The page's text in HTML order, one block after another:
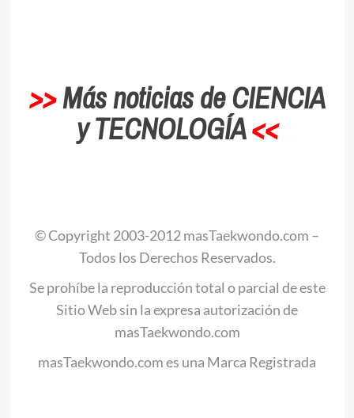
>>Más noticias de CIENCIA
y TECNOLOGÍA<<
© Copyright 2003-2012 masTaekwondo.com –
Todos los Derechos Reservados.
Se prohíbe la reproducción total o parcial de este
Sitio Web sin la expresa autorización de
masTaekwondo.com
masTaekwondo.com es una Marca Registrada